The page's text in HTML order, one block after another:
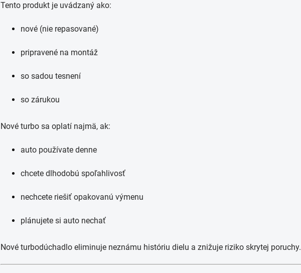
Tento produkt je uvádzaný ako:
nové (nie repasované)
pripravené na montáž
so sadou tesnení
so zárukou
Nové turbo sa oplatí najmä, ak:
auto používate denne
chcete dlhodobú spoľahlivosť
nechcete riešiť opakovanú výmenu
plánujete si auto nechať
Nové turbodúchadlo eliminuje neznámu históriu dielu a znižuje riziko skrytej poruchy.